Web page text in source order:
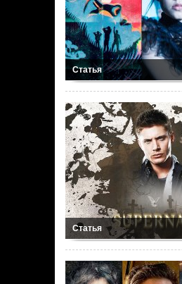
Статья
Статья